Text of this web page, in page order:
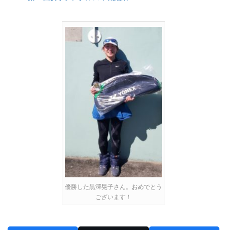
優勝した黒澤晃子さん。おめでとう
ございます！